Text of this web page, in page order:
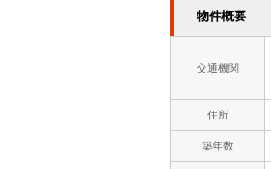
物件概要
交通機関
住所
築年数